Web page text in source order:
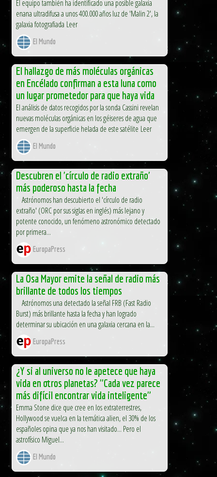
El equipo también ha identificado una posible galaxia
enana ultradifusa a unos 400.000 años luz de 'Malin 2', la
galaxia fotografiada Leer
El Mundo
El hallazgo de más moléculas orgánicas
en Encélado confirman a esta luna como
un lugar prometedor para que haya vida
El análisis de datos recogidos por la sonda Cassini revelan
nuevas moléculas orgánicas en los géiseres de agua que
emergen de la superficie helada de este satélite Leer
El Mundo
Descubren el 'círculo de radio extraño'
más poderoso hasta la fecha
Astrónomos han descubierto el 'círculo de radio
extraño' (ORC por sus siglas en inglés) más lejano y
potente conocido, un fenómeno astronómico detectado
por primera...
EuropaPress
La Osa Mayor emite la señal de radio más
brillante de todos los tiempos
Astrónomos una detectado la señal FRB (Fast Radio
Burst) más brillante hasta la fecha y han logrado
determinar su ubicación en una galaxia cercana en la...
EuropaPress
¿Y si al universo no le apetece que haya
vida en otros planetas? "Cada vez parece
más difícil encontrar vida inteligente"
Emma Stone dice que cree en los extraterrestres,
Hollywood se vuelca en la temática alien, el 30% de los
españoles opina que ya nos han visitado... Pero el
astrofísico Miguel...
El Mundo